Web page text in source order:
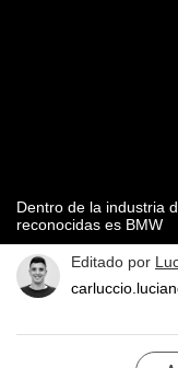
Dentro de la industria
reconocidas es BMW
Editado por